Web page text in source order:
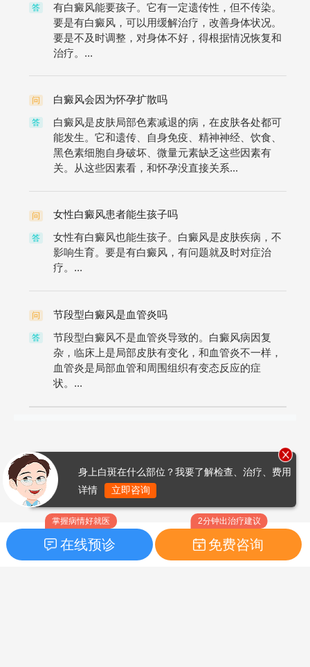
答
有白癜风能要孩子。它有一定遗传性，但不传染。
要是有白癜风，可以用缓解治疗，改善身体状况。
要是不及时调整，对身体不好，得根据情况恢复和
治疗。...
问 白癜风会因为怀孕扩散吗
答
白癜风是皮肤局部色素减退的病，在皮肤各处都可
能发生。它和遗传、自身免疫、精神神经、饮食、
黑色素细胞自身破坏、微量元素缺乏这些因素有
关。从这些因素看，和怀孕没直接关系...
问 女性白癜风患者能生孩子吗
答
女性有白癜风也能生孩子。白癜风是皮肤疾病，不
影响生育。要是有白癜风，有问题就及时对症治
疗。...
问 节段型白癜风是血管炎吗
答
节段型白癜风不是血管炎导致的。白癜风病因复
杂，临床上是局部皮肤有变化，和血管炎不一样，
血管炎是局部血管和周围组织有变态反应的症
状。...
掌握病情好就医
在线预诊
2分钟出治疗建议
免费咨询
身上白斑在什么部位？我要了解检查、治疗、费用
详情
立即咨询